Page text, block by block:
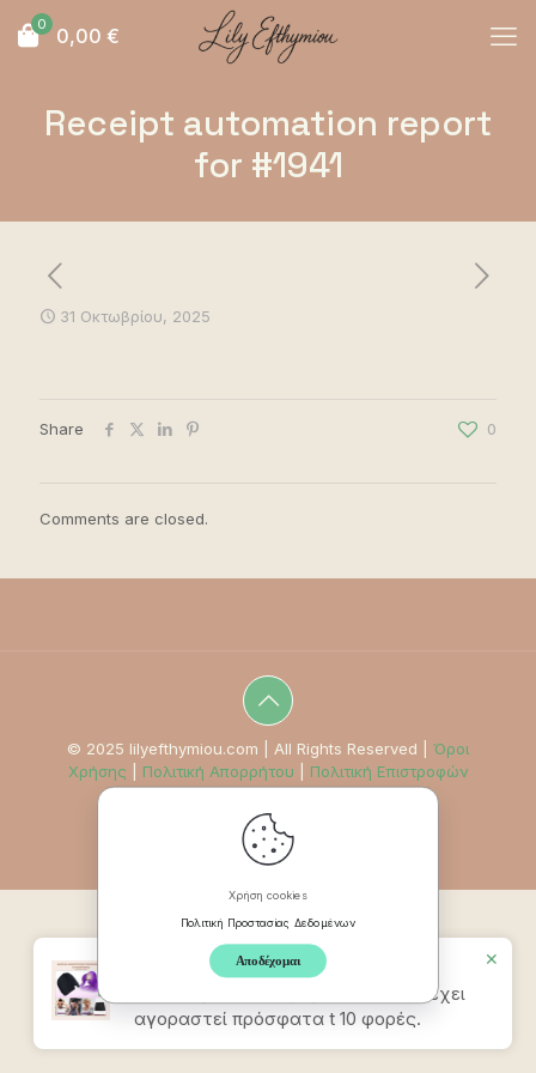
0 0,00 €
Receipt automation report
for #1941
31 Οκτωβρίου, 2025
Share 0
Comments are closed.
© 2025 lilyefthymiou.com | All Rights Reserved | Όροι
Χρήσης
Πολιτική Απορρήτου Πολιτική Επιστροφών
Χρήση cookies
Πολιτική Προστασίας Δεδομένων
Αποδέχομαι
Καπέλο Ανακούφισης
έχει
αγοραστεί πρόσφατα t 10 φορές.
✕